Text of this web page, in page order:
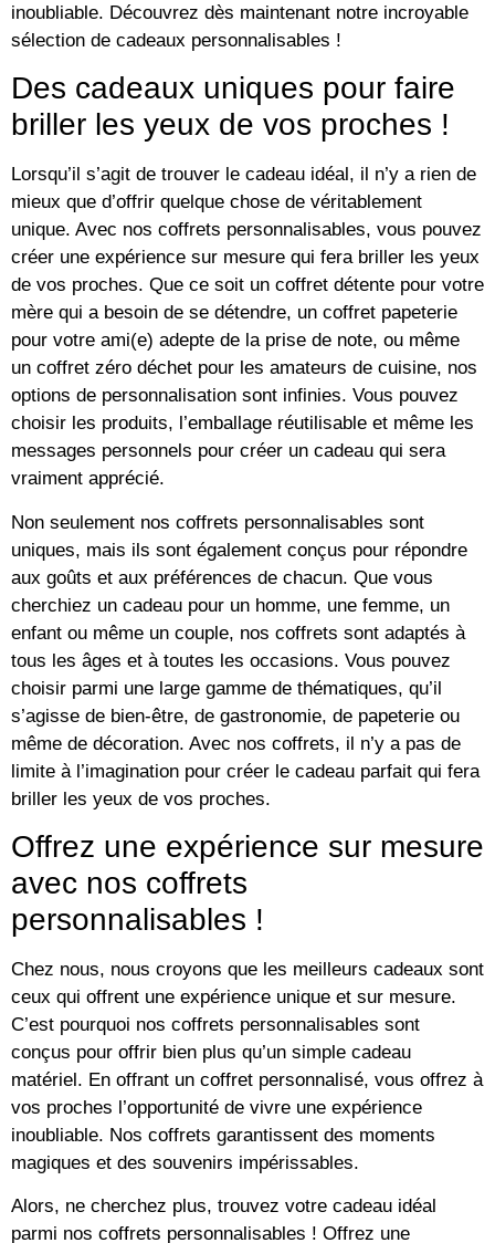
inoubliable. Découvrez dès maintenant notre incroyable
sélection de cadeaux personnalisables !
Des cadeaux uniques pour faire
briller les yeux de vos proches !
Lorsqu’il s’agit de trouver le cadeau idéal, il n’y a rien de
mieux que d’offrir quelque chose de véritablement
unique. Avec nos coffrets personnalisables, vous pouvez
créer une expérience sur mesure qui fera briller les yeux
de vos proches. Que ce soit un coffret détente pour votre
mère qui a besoin de se détendre, un coffret papeterie
pour votre ami(e) adepte de la prise de note, ou même
un coffret zéro déchet pour les amateurs de cuisine, nos
options de personnalisation sont infinies. Vous pouvez
choisir les produits, l’emballage réutilisable et même les
messages personnels pour créer un cadeau qui sera
vraiment apprécié.
Non seulement nos coffrets personnalisables sont
uniques, mais ils sont également conçus pour répondre
aux goûts et aux préférences de chacun. Que vous
cherchiez un cadeau pour un homme, une femme, un
enfant ou même un couple, nos coffrets sont adaptés à
tous les âges et à toutes les occasions. Vous pouvez
choisir parmi une large gamme de thématiques, qu’il
s’agisse de bien-être, de gastronomie, de papeterie ou
même de décoration. Avec nos coffrets, il n’y a pas de
limite à l’imagination pour créer le cadeau parfait qui fera
briller les yeux de vos proches.
Offrez une expérience sur mesure
avec nos coffrets
personnalisables !
Chez nous, nous croyons que les meilleurs cadeaux sont
ceux qui offrent une expérience unique et sur mesure.
C’est pourquoi nos coffrets personnalisables sont
conçus pour offrir bien plus qu’un simple cadeau
matériel. En offrant un coffret personnalisé, vous offrez à
vos proches l’opportunité de vivre une expérience
inoubliable. Nos coffrets garantissent des moments
magiques et des souvenirs impérissables.
Alors, ne cherchez plus, trouvez votre cadeau idéal
parmi nos coffrets personnalisables ! Offrez une